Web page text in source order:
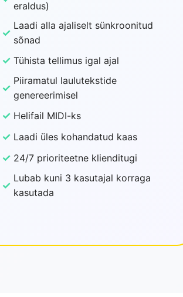
eraldus)
✓
Laadi alla ajaliselt sünkroonitud
sõnad
✓ Tühista tellimus igal ajal
✓
Piiramatul laulutekstide
genereerimisel
✓ Helifail MIDI-ks
✓ Laadi üles kohandatud kaas
✓ 24/7 prioriteetne klienditugi
✓
Lubab kuni 3 kasutajal korraga
kasutada